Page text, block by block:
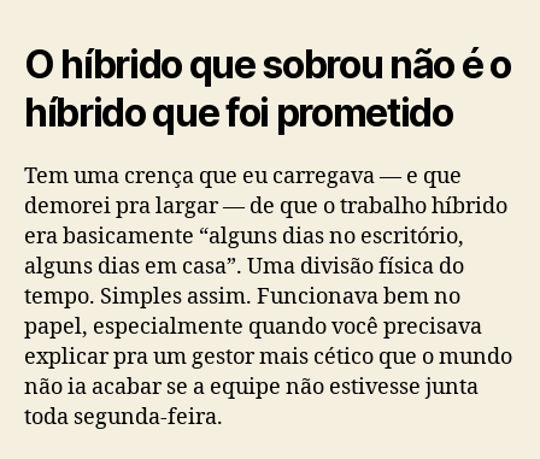
O híbrido que sobrou não é o
híbrido que foi prometido
Tem uma crença que eu carregava — e que
demorei pra largar — de que o trabalho híbrido
era basicamente “alguns dias no escritório,
alguns dias em casa”. Uma divisão física do
tempo. Simples assim. Funcionava bem no
papel, especialmente quando você precisava
explicar pra um gestor mais cético que o mundo
não ia acabar se a equipe não estivesse junta
toda segunda-feira.